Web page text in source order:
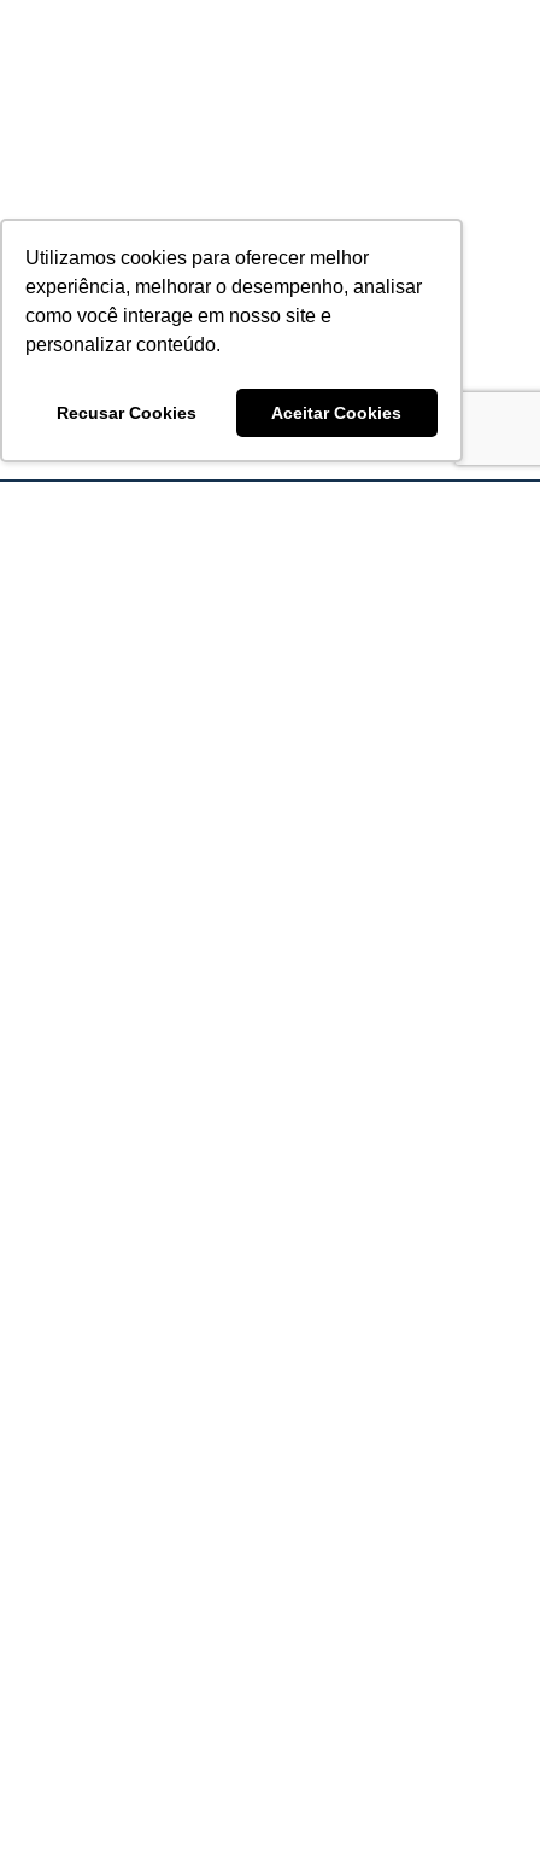
Utilizamos cookies para oferecer melhor
experiência, melhorar o desempenho, analisar
como você interage em nosso site e
personalizar conteúdo.
Recusar Cookies Aceitar Cookies